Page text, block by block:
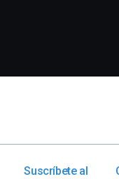
Suscríbete al